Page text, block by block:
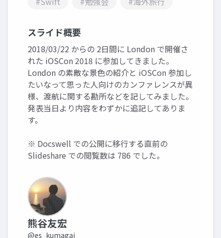
スライド概要
2018/03/22 からの 2日間に London で開催さ
れた iOSCon 2018 に参加してきました。
London の素敵な景色の紹介と iOSCon 参加し
たいなって思った人向けのカンファレンスが異
様、渡航に関する勘所などを記してみました。
発表当日より内容をわずかに追記してありま
す。
※ Docswell での公開に移行する直前の
Slideshare での閲覧数は 786 でした。
熊谷友宏
@es_kumagai